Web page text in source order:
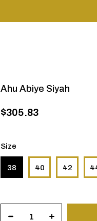
Ahu Abiye Siyah
$305.83
Size
38 40 42